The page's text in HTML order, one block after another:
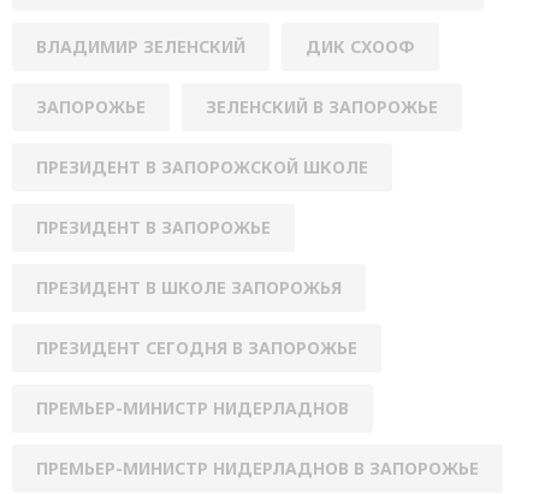
ВЛАДИМИР ЗЕЛЕНСКИЙ ДИК СХООФ
ЗАПОРОЖЬЕ ЗЕЛЕНСКИЙ В ЗАПОРОЖЬЕ
ПРЕЗИДЕНТ В ЗАПОРОЖСКОЙ ШКОЛЕ
ПРЕЗИДЕНТ В ЗАПОРОЖЬЕ
ПРЕЗИДЕНТ В ШКОЛЕ ЗАПОРОЖЬЯ
ПРЕЗИДЕНТ СЕГОДНЯ В ЗАПОРОЖЬЕ
ПРЕМЬЕР-МИНИСТР НИДЕРЛАДНОВ
ПРЕМЬЕР-МИНИСТР НИДЕРЛАДНОВ В ЗАПОРОЖЬЕ